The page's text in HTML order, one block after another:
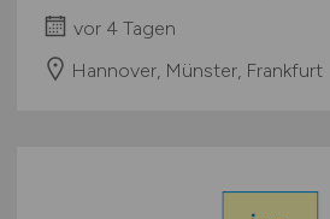
vor 4 Tagen
Hannover, Münster, Frankfurt